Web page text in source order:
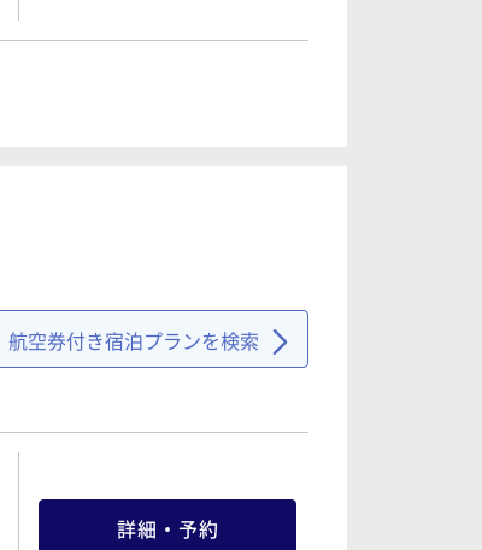
詳細・予約
詳細・予約
航空券付き宿泊プランを検索
詳細・予約